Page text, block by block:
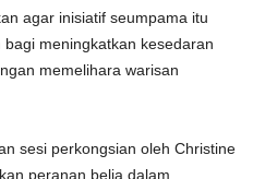
agar inisiatif seumpama itu
meningkatkan kesedaran
memelihara warisan
sesi perkongsian oleh Christine
peranan belia dalam